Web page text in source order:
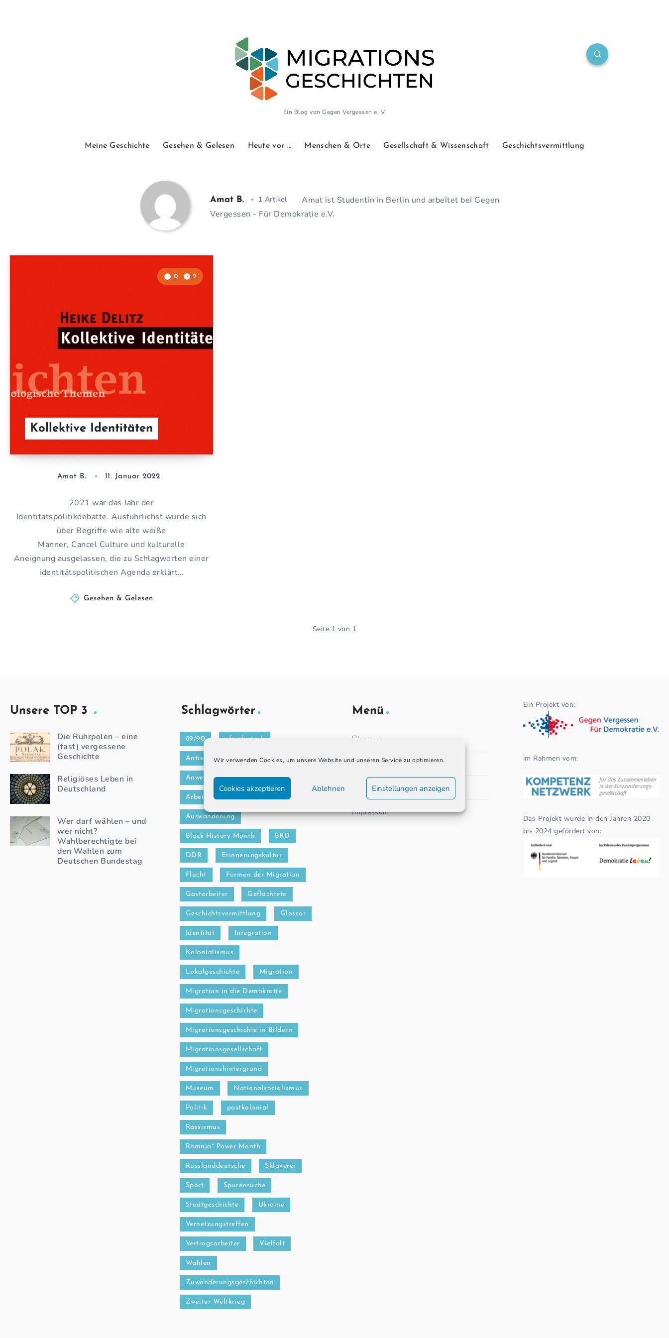
Wir verwenden Cookies, um unsere Website und unseren Service zu optimieren.
Cookies akzeptieren Ablehnen Einstellungen anzeigen
Ein Blog von Gegen Vergessen e. V.
Meine Geschichte Gesehen & Gelesen Heute vor … Menschen & Orte Gesellschaft & Wissenschaft Geschichtsvermittlung
Amat B. 1 Artikel
Amat ist Studentin in Berlin und arbeitet bei Gegen
Vergessen - Für Demokratie e.V.
Kollektive Identitäten
0 2
Amat B. 11. Januar 2022
2021 war das Jahr der
Identitätspolitikdebatte. Ausführlichst wurde sich
über Begriffe wie alte weiße
Männer, Cancel Culture und kulturelle
Aneignung ausgelassen, die zu Schlagworten einer
identitätspolitischen Agenda erklärt…
Gesehen & Gelesen
Seite 1 von 1
Unsere TOP 3
Die Ruhrpolen – eine
(fast) vergessene
Geschichte
Religiöses Leben in
Deutschland
Wer darf wählen – und
wer nicht?
Wahlberechtigte bei
den Wahlen zum
Deutschen Bundestag
Schlagwörter
89/90 afrodeutsch
Antisemitismus
Anwerbeabkommen
Arbeitsmarkt Arbeitsmigration
Auswanderung
Black History Month BRD
DDR Erinnerungskultur
Flucht Formen der Migration
Gastarbeiter Geflüchtete
Geschichtsvermittlung Glossar
Identität Integration
Kolonialismus
Lokalgeschichte Migration
Migration in die Demokratie
Migrationsgeschichte
Migrationsgeschichte in Bildern
Migrationsgesellschaft
Migrationshintergrund
Museum Nationalsozialismus
Politik postkolonial
Rassismus
Romnja* Power Month
Russlanddeutsche Sklaverei
Sport Spurensuche
Stadtgeschichte Ukraine
Vernetzungstreffen
Vertragsarbeiter Vielfalt
Wahlen
Zuwanderungsgeschichten
Zweiter Weltkrieg
Menü
Über uns
Archiv
Datenschutz
Impressum
Ein Projekt von:
im Rahmen vom:
Das Projekt wurde in den Jahren 2020
bis 2024 gefördert von: